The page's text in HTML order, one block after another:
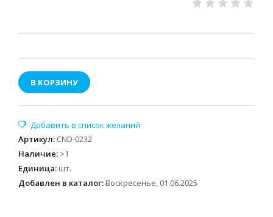
В КОРЗИНУ
Артикул: CND-0232
Наличие: >1
Единица: шт.
Добавлен в каталог: Воскресенье, 01.06.2025